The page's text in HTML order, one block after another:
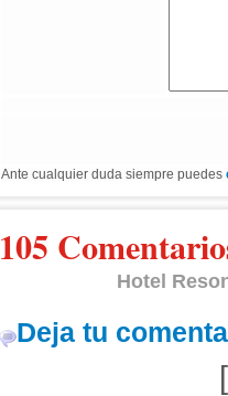
Ante cualquier duda siempre puedes
105
Hotel
Deja tu